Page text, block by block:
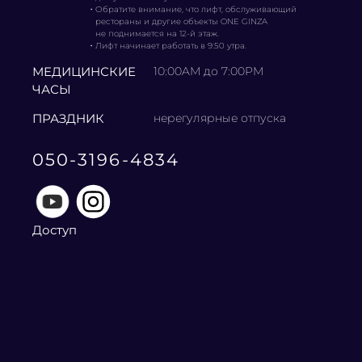
・ Обратите внимание, что лифт, обслуживающий
рестораны и другие объекты ONE GINZA
не поднимается на 12-й этаж.
・ Лифт начинает работать в 9:50 утра.
МЕДИЦИНСКИЕ
ЧАСЫ
10:00AM до 7:00PM
ПРАЗДНИК нерегулярные отпуска
050-3196-4834
Доступ